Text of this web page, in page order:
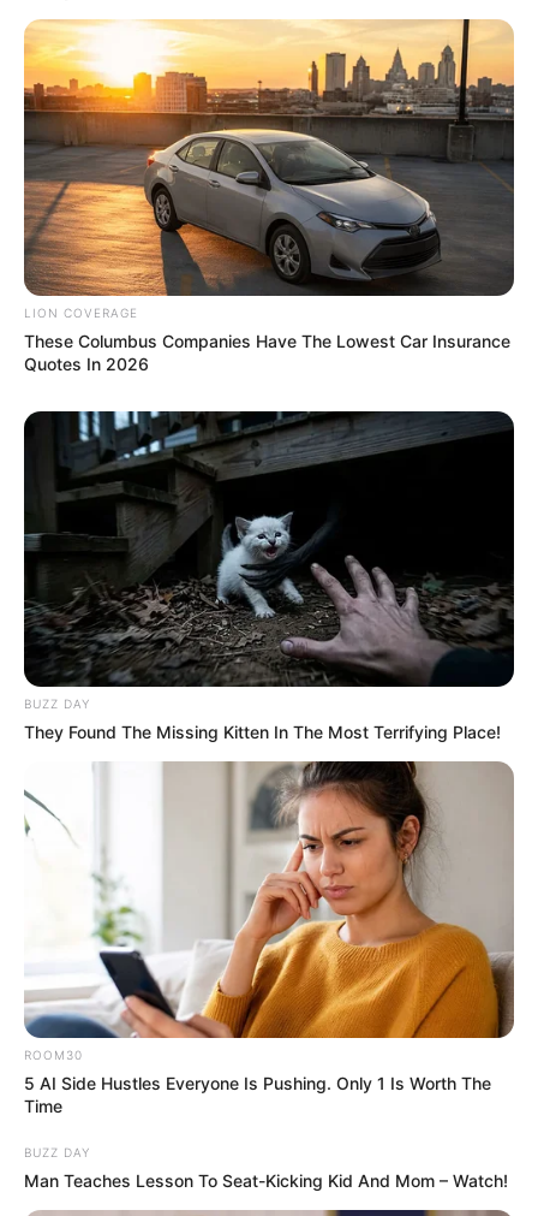
Think You Know FIFA 2026? These Facts May
Surprise You
BRAINBERRIES
These Wedding Dance Moves Broke The Internet
BRAINBERRIES
She Spent A Fortune To Look Like A Modern-Day
BRAINBERRIES
LION COVERAGE
These Columbus Companies Have The Lowest Car Insurance
Quotes In 2026
BUZZ DAY
They Found The Missing Kitten In The Most Terrifying Place!
ROOM30
5 AI Side Hustles Everyone Is Pushing. Only 1 Is Worth The
Time
BUZZ DAY
Man Teaches Lesson To Seat-Kicking Kid And Mom – Watch!